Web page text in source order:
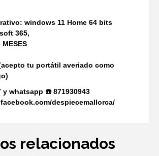
windows 11 Home 64 bits
365,
MESES
tu portátil averiado como
y whatsapp ☎️ 871930943
despiecemallorca/
relacionados